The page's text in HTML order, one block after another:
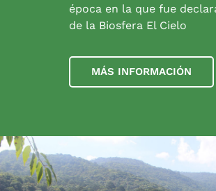
época en la que fue
de la Biosfera El Cielo
MÁS INFORMACIÓN